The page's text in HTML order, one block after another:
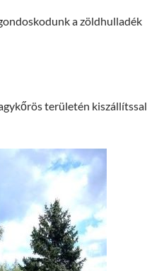
a zöldhulladék
területén kiszállítssal